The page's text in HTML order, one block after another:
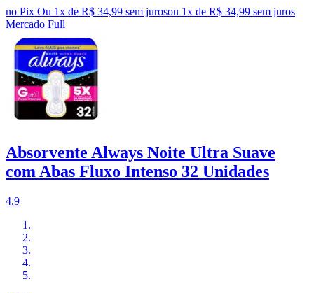
no Pix Ou 1x de R$ 34,99 sem jurosou 1x de R$ 34,99 sem juros
Mercado Full
Absorvente Always Noite Ultra Suave
com Abas Fluxo Intenso 32 Unidades
4.9